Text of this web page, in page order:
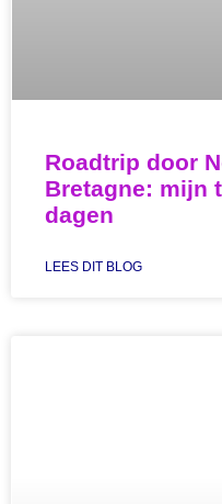
Roadtrip door
Bretagne: mijn
dagen
LEES DIT BLOG